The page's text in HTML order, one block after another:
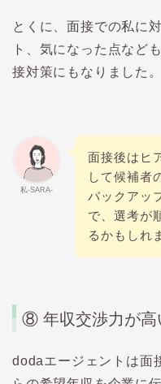
とくに、面接での私に
ト、気になった点など
接対策にもなりました。
私-SARA-
面接後はヒ
して候補者
バックアッ
で、選考が
るかもしれ
⑧ 年収交渉力が高
dodaエージェントは面